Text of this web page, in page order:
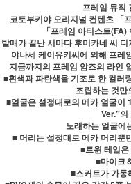
프레임 뮤직
코토부키야 오리지널 컨텐츠 「
「프레임 아티스트
발매가 끝난 시마다 후미카네 씨
야나세 케이유키씨에 의해 프레
지금까지의 프레임 암즈의 라인
■흰색과 파란색을 기조로 한 컬러
조립하는 것만
■얼굴은 설정대로의 메카 얼굴이
Ver.”
노래하는 얼굴에
■ 머리는 설정대로 메카 머리뿐
■트윈 테일
■마이크
■스커트가 가동